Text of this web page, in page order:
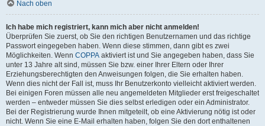
Nach oben
Ich habe mich registriert, kann mich aber nicht anmelden!
Überprüfen Sie zuerst, ob Sie den richtigen Benutzernamen und das richtige
Passwort eingegeben haben. Wenn diese stimmen, dann gibt es zwei
Möglichkeiten. Wenn COPPA aktiviert ist und Sie angegeben haben, dass Sie
unter 13 Jahre alt sind, müssen Sie bzw. einer Ihrer Eltern oder Ihrer
Erziehungsberechtigten den Anweisungen folgen, die Sie erhalten haben.
Wenn dies nicht der Fall ist, muss Ihr Benutzerkonto vielleicht aktiviert werden.
Bei einigen Foren müssen alle neu angemeldeten Mitglieder erst freigeschaltet
werden – entweder müssen Sie dies selbst erledigen oder ein Administrator.
Bei der Registrierung wurde Ihnen mitgeteilt, ob eine Aktivierung nötig ist oder
nicht. Wenn Sie eine E-Mail erhalten haben, folgen Sie den dort enthaltenen